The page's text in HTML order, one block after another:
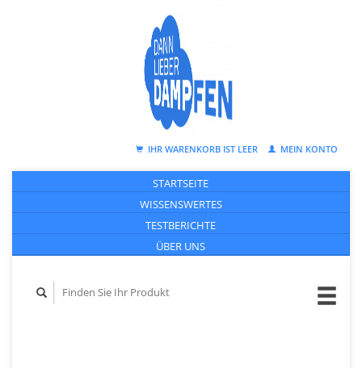
IHR WARENKORB IST LEER MEIN KONTO
STARTSEITE
WISSENSWERTES
TESTBERICHTE
ÜBER UNS